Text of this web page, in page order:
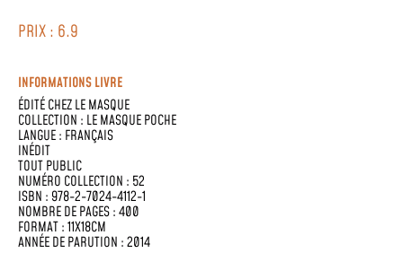
PRIX : 6.9
INFORMATIONS LIVRE
ÉDITÉ CHEZLE MASQUE
COLLECTION : LE MASQUE POCHE
LANGUE : FRANÇAIS
INÉDIT
TOUT PUBLIC
NUMÉRO COLLECTION : 52
ISBN : 978-2-7024-4112-1
NOMBRE DE PAGES : 400
FORMAT : 11X18CM
ANNÉE DE PARUTION : 2014